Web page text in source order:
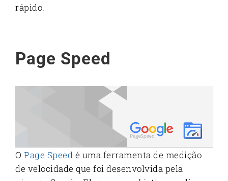
rápido.
Page Speed
O Page Speed é uma ferramenta de medição
de velocidade que foi desenvolvida pela